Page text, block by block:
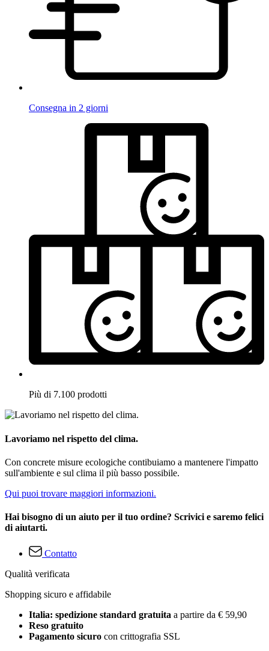
Consegna in 2 giorni
Più di 7.100 prodotti
Lavoriamo nel rispetto del clima.
Con concrete misure ecologiche contibuiamo a mantenere l'impatto
sull'ambiente e sul clima il più basso possibile.
Qui puoi trovare maggiori informazioni.
Hai bisogno di un aiuto per il tuo ordine? Scrivici e saremo felici
di aiutarti.
Contatto
Qualità verificata
Shopping sicuro e affidabile
Italia: spedizione standard gratuita a partire da € 59,90
Reso gratuito
Pagamento sicuro con crittografia SSL